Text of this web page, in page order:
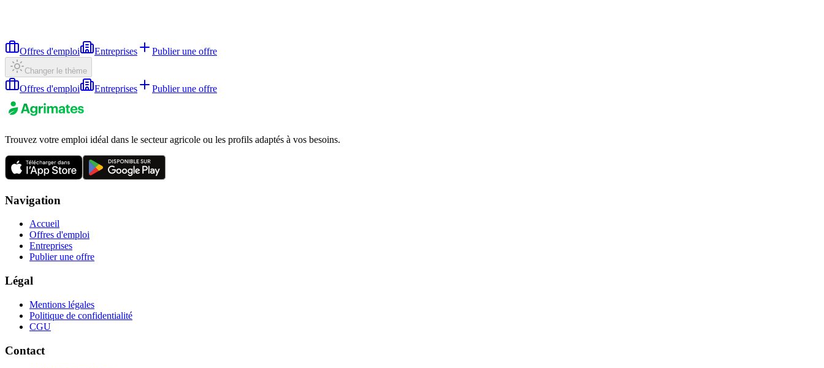
Offres d'emploi Entreprises Publier une offre
Changer le thème
Offres d'emploi Entreprises Publier une offre
Trouvez votre emploi idéal dans le secteur agricole ou les profils adaptés à vos besoins.
Navigation
Accueil
Offres d'emploi
Entreprises
Publier une offre
Légal
Mentions légales
Politique de confidentialité
CGU
Contact